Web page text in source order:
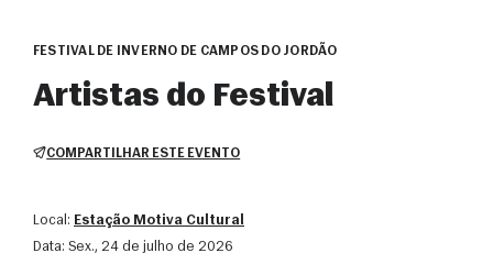
FESTIVAL DE INVERNO DE CAMPOS DO JORDÃO
Artistas do Festival
COMPARTILHAR ESTE EVENTO
Local: Estação Motiva Cultural
Data:
sex., 24 de julho de 2026